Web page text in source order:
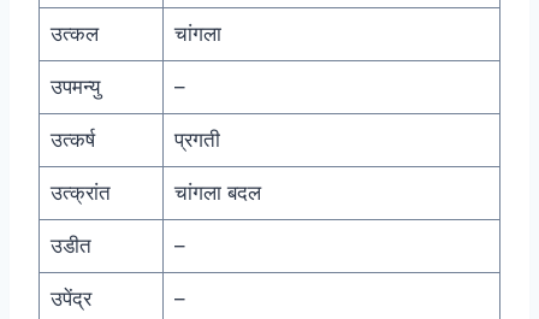
उत्कल चांगला
उपमन्यु –
उत्कर्ष प्रगती
उत्क्रांत चांगला बदल
उडीत –
उपेंद्र –